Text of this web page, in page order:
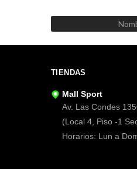
TIENDAS
Mall Sport
Av. Las Condes
(Local 4, Piso -1
Horarios: Lun a